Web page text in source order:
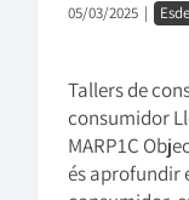
05/03/2025 |
Tallers de
consumidor
MARP1C
és aprofundir